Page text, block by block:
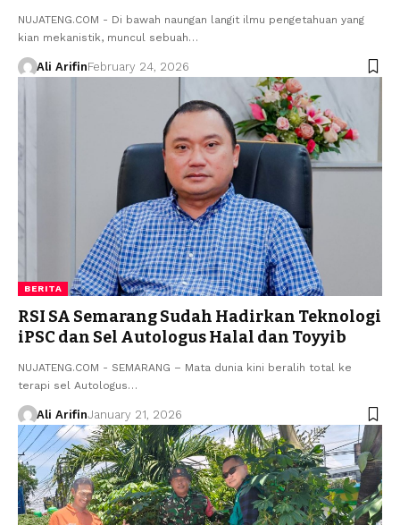
NUJATENG.COM - ​Di bawah naungan langit ilmu pengetahuan yang
kian mekanistik, muncul sebuah…
Ali ArifinFebruary 24, 2026
BERITA
RSI SA Semarang Sudah Hadirkan Teknologi
iPSC dan Sel Autologus Halal dan Toyyib
NUJATENG.COM - SEMARANG – Mata dunia kini beralih total ke
terapi sel Autologus…
Ali ArifinJanuary 21, 2026